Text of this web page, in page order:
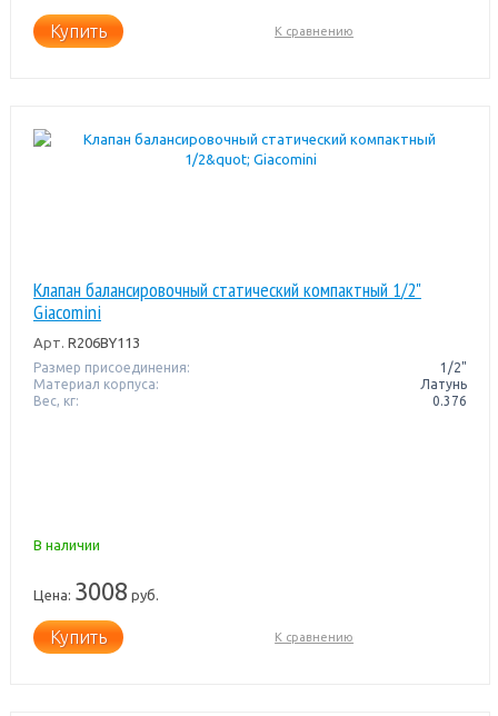
Купить К сравнению
Клапан балансировочный статический компактный 1/2"
Giacomini
Арт. R206BY113
Размер присоединения:
1/2"
Материал корпуса:
Латунь
Вес, кг:
0.376
В наличии
Цена: 3008 руб.
Купить К сравнению